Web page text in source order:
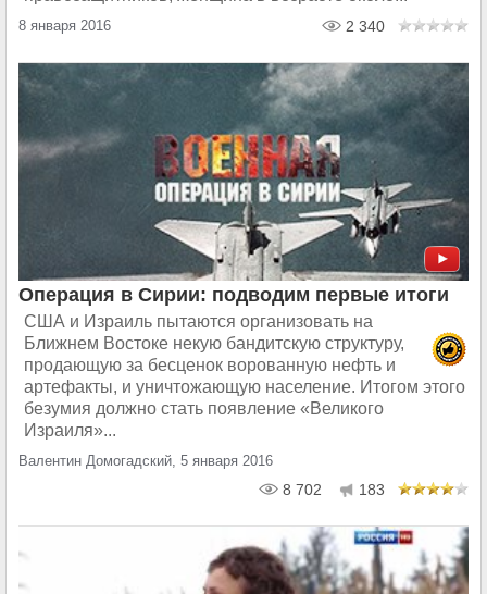
8 января 2016 2 340
Операция в Сирии: подводим первые итоги
США и Израиль пытаются организовать на
Ближнем Востоке некую бандитскую структуру,
продающую за бесценок ворованную нефть и
артефакты, и уничтожающую население. Итогом этого
безумия должно стать появление «Великого
Израиля»...
Валентин Домогадский, 5 января 2016
8 702 183